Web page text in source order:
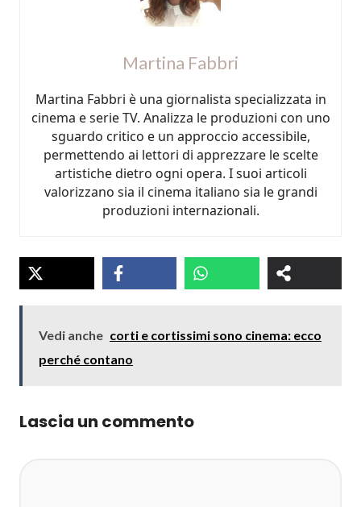
Martina Fabbri
Martina Fabbri è una giornalista specializzata in
cinema e serie TV. Analizza le produzioni con uno
sguardo critico e un approccio accessibile,
permettendo ai lettori di apprezzare le scelte
artistiche dietro ogni opera. I suoi articoli
valorizzano sia il cinema italiano sia le grandi
produzioni internazionali.
Vedi anche corti e cortissimi sono cinema: ecco
perché contano
Lascia un commento